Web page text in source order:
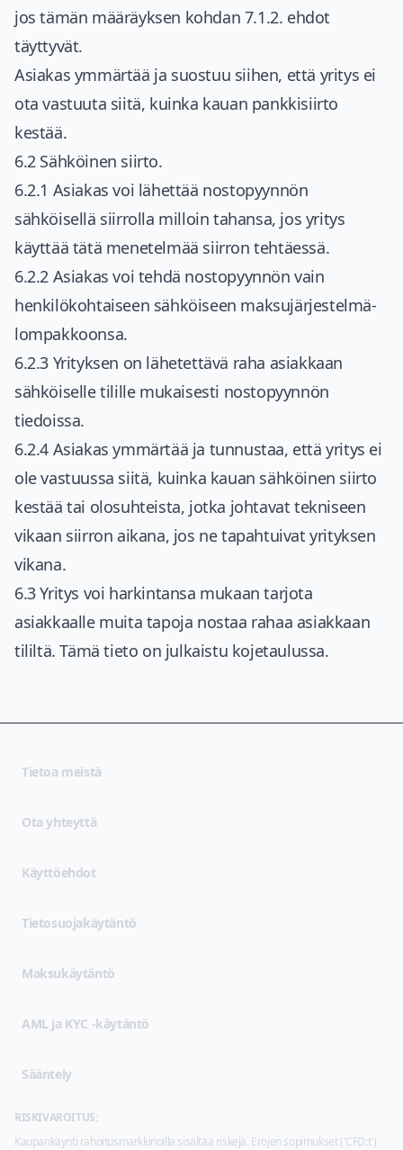
jos tämän määräyksen kohdan 7.1.2. ehdot
täyttyvät.
Asiakas ymmärtää ja suostuu siihen, että yritys ei
ota vastuuta siitä, kuinka kauan pankkisiirto
kestää.
6.2 Sähköinen siirto.
6.2.1 Asiakas voi lähettää nostopyynnön
sähköisellä siirrolla milloin tahansa, jos yritys
käyttää tätä menetelmää siirron tehtäessä.
6.2.2 Asiakas voi tehdä nostopyynnön vain
henkilökohtaiseen sähköiseen maksujärjestelmä-
lompakkoonsa.
6.2.3 Yrityksen on lähetettävä raha asiakkaan
sähköiselle tilille mukaisesti nostopyynnön
tiedoissa.
6.2.4 Asiakas ymmärtää ja tunnustaa, että yritys ei
ole vastuussa siitä, kuinka kauan sähköinen siirto
kestää tai olosuhteista, jotka johtavat tekniseen
vikaan siirron aikana, jos ne tapahtuivat yrityksen
vikana.
6.3 Yritys voi harkintansa mukaan tarjota
asiakkaalle muita tapoja nostaa rahaa asiakkaan
tililtä. Tämä tieto on julkaistu kojetaulussa.
Tietoa meistä
Ota yhteyttä
Käyttöehdot(opens in new tab)
Tietosuojakäytäntö(opens in new tab)
Maksukäytäntö
AML ja KYC -käytäntö
Sääntely
RISKIVAROITUS:
Kaupankäynti rahoitusmarkkinoilla sisältää riskejä. Erojen sopimukset ('CFD:t')